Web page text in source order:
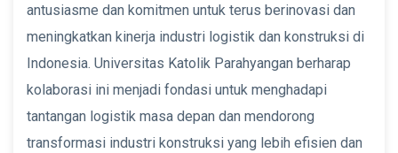
antusiasme dan komitmen untuk terus berinovasi dan
meningkatkan kinerja industri logistik dan konstruksi di
Indonesia. Universitas Katolik Parahyangan berharap
kolaborasi ini menjadi fondasi untuk menghadapi
tantangan logistik masa depan dan mendorong
transformasi industri konstruksi yang lebih efisien dan